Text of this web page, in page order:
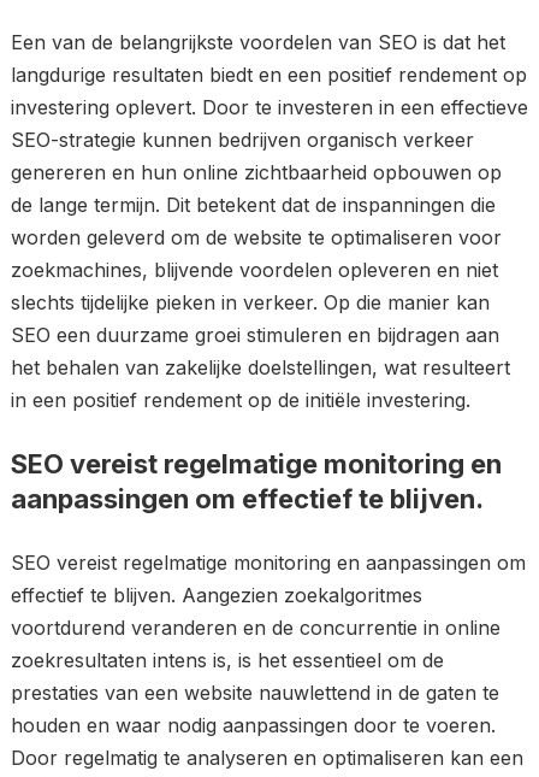
Een van de belangrijkste voordelen van SEO is dat het
langdurige resultaten biedt en een positief rendement op
investering oplevert. Door te investeren in een effectieve
SEO-strategie kunnen bedrijven organisch verkeer
genereren en hun online zichtbaarheid opbouwen op
de lange termijn. Dit betekent dat de inspanningen die
worden geleverd om de website te optimaliseren voor
zoekmachines, blijvende voordelen opleveren en niet
slechts tijdelijke pieken in verkeer. Op die manier kan
SEO een duurzame groei stimuleren en bijdragen aan
het behalen van zakelijke doelstellingen, wat resulteert
in een positief rendement op de initiële investering.
SEO vereist regelmatige monitoring en
aanpassingen om effectief te blijven.
SEO vereist regelmatige monitoring en aanpassingen om
effectief te blijven. Aangezien zoekalgoritmes
voortdurend veranderen en de concurrentie in online
zoekresultaten intens is, is het essentieel om de
prestaties van een website nauwlettend in de gaten te
houden en waar nodig aanpassingen door te voeren.
Door regelmatig te analyseren en optimaliseren kan een